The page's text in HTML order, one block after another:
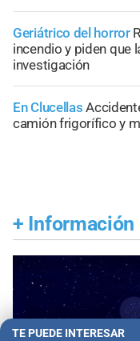
Geriátrico del horror
incendio y piden que
investigación
En Clucellas
camión frigorífico y
+ Información
TE PUEDE INTERESAR